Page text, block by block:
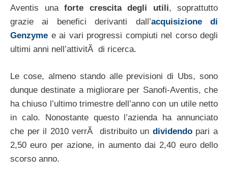
Aventis una forte crescita degli utili, soprattutto
grazie ai benefici derivanti dall’acquisizione di
Genzyme e ai vari progressi compiuti nel corso degli
ultimi anni nell’attivitÃ di ricerca.
Le cose, almeno stando alle previsioni di Ubs, sono
dunque destinate a migliorare per Sanofi-Aventis, che
ha chiuso l’ultimo trimestre dell’anno con un utile netto
in calo. Nonostante questo l’azienda ha annunciato
che per il 2010 verrÃ distribuito un dividendopari a
2,50 euro per azione, in aumento dai 2,40 euro dello
scorso anno.